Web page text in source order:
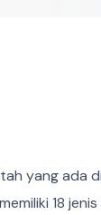
yang ada
18